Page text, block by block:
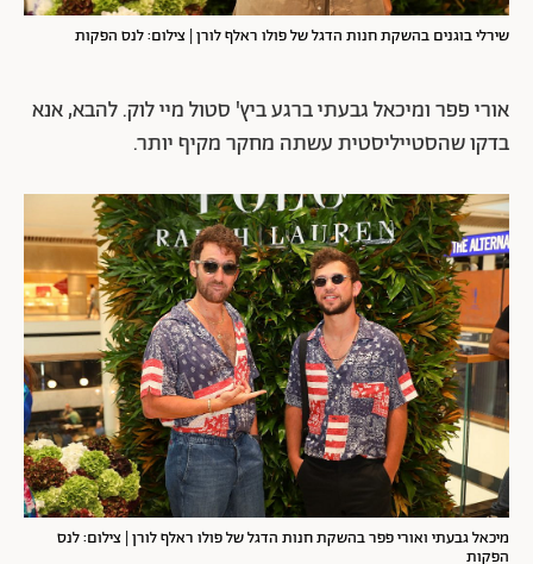
שירלי בוגנים בהשקת חנות הדגל של פולו ראלף לורן | צילום: לנס הפקות
אורי פפר ומיכאל גבעתי ברגעביץ' סטול מיי לוק. להבא, אנא
בדקו שהסטייליסטית עשתה מחקר מקיף יותר.
מיכאל גבעתי ואורי פפר בהשקת חנות הדגל של פולו ראלף לורן | צילום: לנס
הפקות